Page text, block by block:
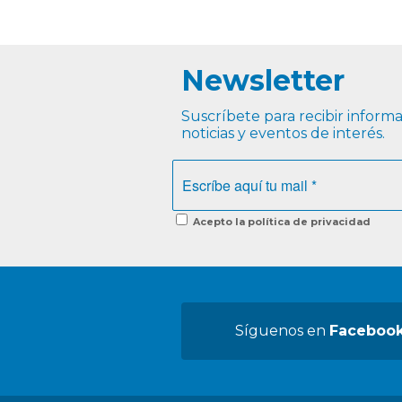
Newsletter
Suscríbete para recibir
noticias y eventos de interés.
Acepto la política de privacidad
Síguenos en